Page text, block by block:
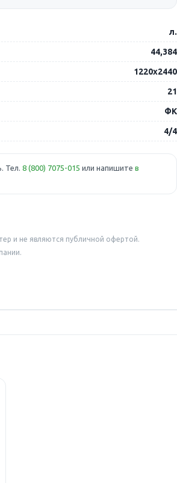
л.
44,384
1220х2440
21
ФК
4/4
Тел.8 (800) 7075-015 или напишитев
и не являются публичной офертой.